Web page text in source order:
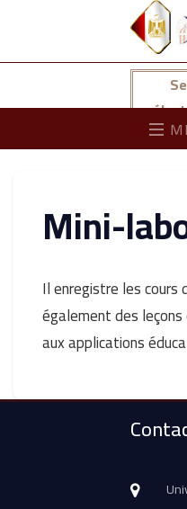
Mini-
Il enregistre les
également des
aux applications